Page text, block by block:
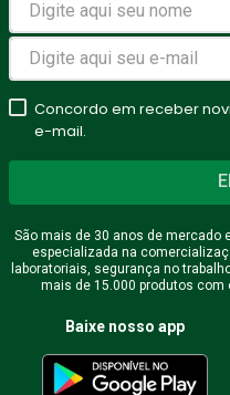
Concordo em receber
e-mail.
São mais de 30 anos de mercado
especializada na
laboratoriais, segurança no
mais de 15.000 produtos com
Baixe nosso app